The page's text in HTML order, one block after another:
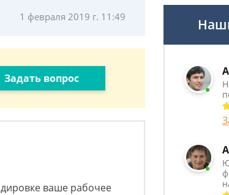
1 февраля 2019 г. 11:49
Задать вопрос
ваше рабочее